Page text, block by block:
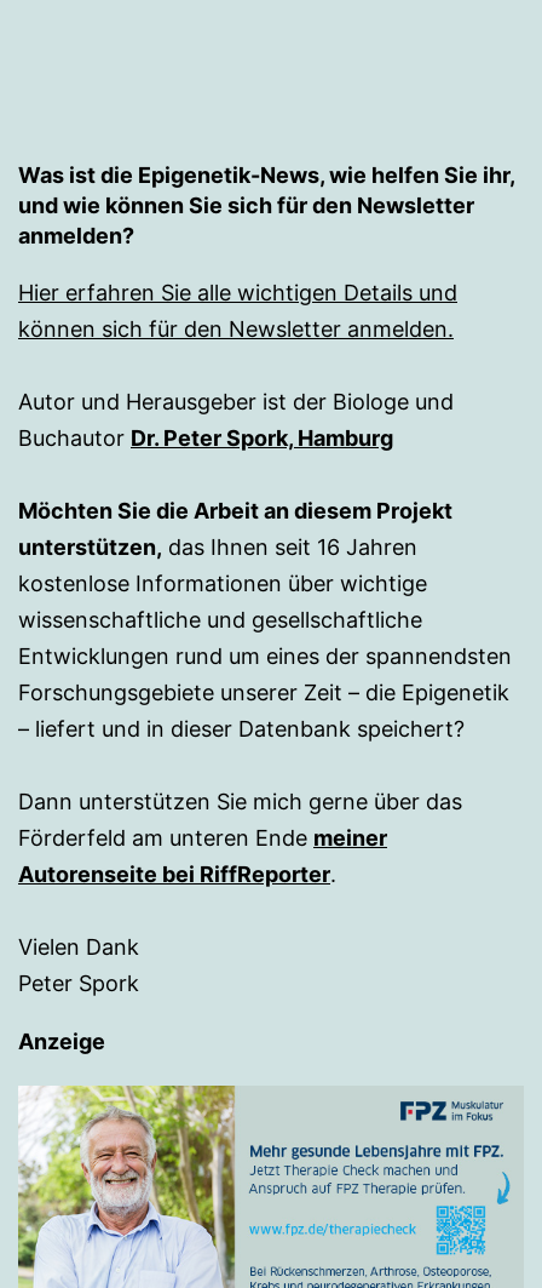
Was ist die Epigenetik-News, wie helfen Sie ihr,
und wie können Sie sich für den Newsletter
anmelden?
Hier erfahren Sie alle wichtigen Details und
können sich für den Newsletter anmelden.
Autor und Herausgeber ist der Biologe und
Buchautor Dr. Peter Spork, Hamburg
Möchten Sie die Arbeit an diesem Projekt
unterstützen, das Ihnen seit 16 Jahren
kostenlose Informationen über wichtige
wissenschaftliche und gesellschaftliche
Entwicklungen rund um eines der spannendsten
Forschungsgebiete unserer Zeit – die Epigenetik
– liefert und in dieser Datenbank speichert?
Dann unterstützen Sie mich gerne über das
Förderfeld am unteren Ende meiner
Autorenseite bei RiffReporter.
Vielen Dank
Peter Spork
Anzeige